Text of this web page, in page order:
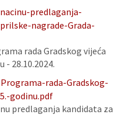
predlaganja-
nagrade-Grada-
rada Gradskog vijeća
- 28.10.2024.
rada-Gradskog-
godinu.pdf
predlaganja kandidata za